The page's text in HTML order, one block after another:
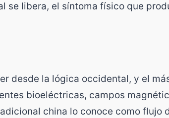
se libera, el síntoma físico que
desde la lógica occidental, y el
bioeléctricas, campos
china lo conoce como flujo